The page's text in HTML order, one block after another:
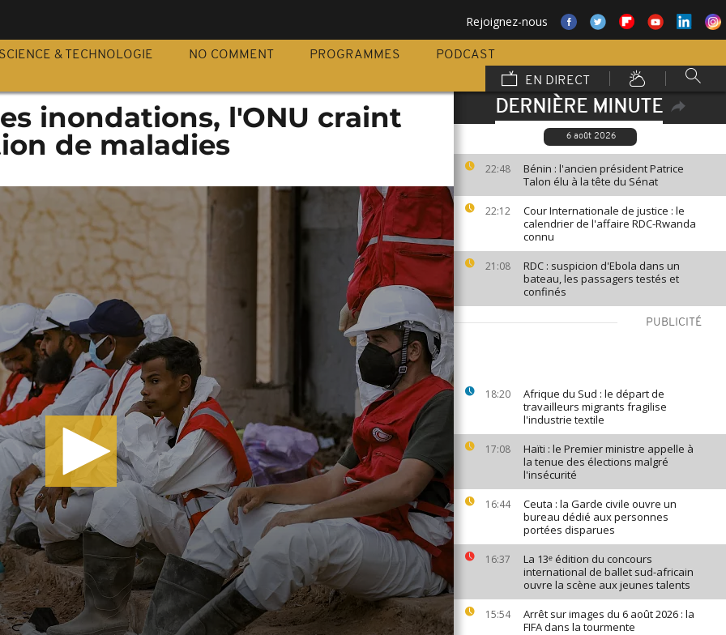
Rejoignez-nous
SCIENCE & TECHNOLOGIE NO COMMENT PROGRAMMES
PODCAST
EN DIRECT
DERNIÈRE MINUTE
6 août 2026
22:48
Bénin : l'ancien président Patrice
Talon élu à la tête du Sénat
22:12
Cour Internationale de justice : le
calendrier de l'affaire RDC-Rwanda
connu
21:08
RDC : suspicion d'Ebola dans un
bateau, les passagers testés et
confinés
PUBLICITÉ
18:20
Afrique du Sud : le départ de
travailleurs migrants fragilise
l'industrie textile
17:08
Haïti : le Premier ministre appelle à
la tenue des élections malgré
l'insécurité
16:44
Ceuta : la Garde civile ouvre un
bureau dédié aux personnes
portées disparues
16:37
La 13ᵉ édition du concours
international de ballet sud-africain
ouvre la scène aux jeunes talents
15:54
Arrêt sur images du 6 août 2026 : la
FIFA dans la tourmente
inondations, l'ONU craint
de maladies